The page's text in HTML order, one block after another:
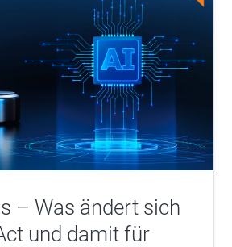
– Was ändert sich
und damit für